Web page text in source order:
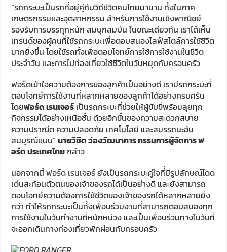
“รถกระบะเป็นรถที่อยู่คู่กับวิถีชีวิตคนไทยมานาน ทั้งในภาค
เกษตรกรรมและอุตสาหกรรม สำหรับการใช้งานเชิงพาณิชย์
รองรับการบรรทุกหนัก สมบุกสมบัน ในขณะเดียวกัน เราได้เห็น
เทรนด์ของผู้คนที่ใช้รถกระบะเพื่อตอบสนองไลฟ์สไตล์การใช้ชีวิต
มากยิ่งขึ้น โดยใช้รถทั้งเพื่อตอบโจทย์การใช้การใช้งานในชีวิต
ประจำวัน และการไปท่องเที่ยวใช้ชีวิตในวันหยุดกับครอบครัว
ฟอร์ดเข้าใจความต้องการของลูกค้าเป็นอย่างดี เรามีรถกระบะที่
ตอบโจทย์การใช้งานที่หลากหลายของลูกค้าได้อย่างครบครัน
โดยฟอร์ด เรนเจอร์ เป็นรถกระบะที่ช่วยให้ผู้ขับขี่พร้อมลุยทุก
กิจกรรมได้อย่างเหนือชั้น ด้วยอีกขั้นของความสะดวกสบาย
ความปราณีต ความปลอดภัย เทคโนโลยี และสมรรถนะอัน
สมบูรณ์แบบ”นายวิชิต ว่องวัฒนาการ กรรมการผู้จัดการ ฟ
อร์ด ประเทศไทยกล่าว
นอกจากนี้ฟอร์ด เรนเจอร์ยังเป็นรถกระบะคู่ใจที่่มีรูปลักษณ์โดด
เด่นสะท้อนตัวตนของเจ้าของรถได้เป็นอย่างดี และยังสามารถ
ตอบโจทย์ความต้องการใช้ชีวิตของเจ้าของรถได้หลากหลายยิ่ง
กว่า ทำให้รถกระบะเป็นทั้งเพื่อนร่วมงานที่สามารถตอบสนองทุก
การใช้งานในวันทำงานที่หนักหน่วง และเป็นเพื่อนร่วมทางในวันที่
จะออกเดินทางท่องเที่ยวพักผ่อนกับครอบครัว